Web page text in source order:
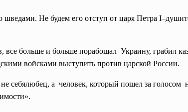
Не будем его отступ от царя Петра
больше и больше порабощал Украину, грабил
войсками выступить против царской России.
себялюбец, а человек, который пошел за голосом